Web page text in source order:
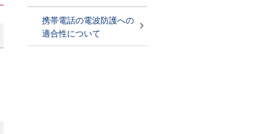
携帯電話の電波防護への
適合性について